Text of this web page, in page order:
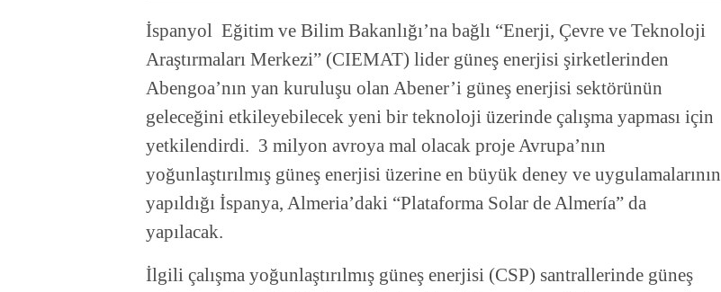
İspanyol Eğitim ve Bilim Bakanlığı’na bağlı “Enerji, Çevre ve Teknoloji
Araştırmaları Merkezi” (CIEMAT) lider güneş enerjisi şirketlerinden
Abengoa’nın yan kuruluşu olan Abener’i güneş enerjisi sektörünün
geleceğini etkileyebilecek yeni bir teknoloji üzerinde çalışma yapması için
yetkilendirdi. 3 milyon avroya mal olacak proje Avrupa’nın
yoğunlaştırılmış güneş enerjisi üzerine en büyük deney ve uygulamalarının
yapıldığı İspanya, Almeria’daki “Plataforma Solar de Almería” da
yapılacak.
İlgili çalışma yoğunlaştırılmış güneş enerjisi (CSP) santrallerinde güneş